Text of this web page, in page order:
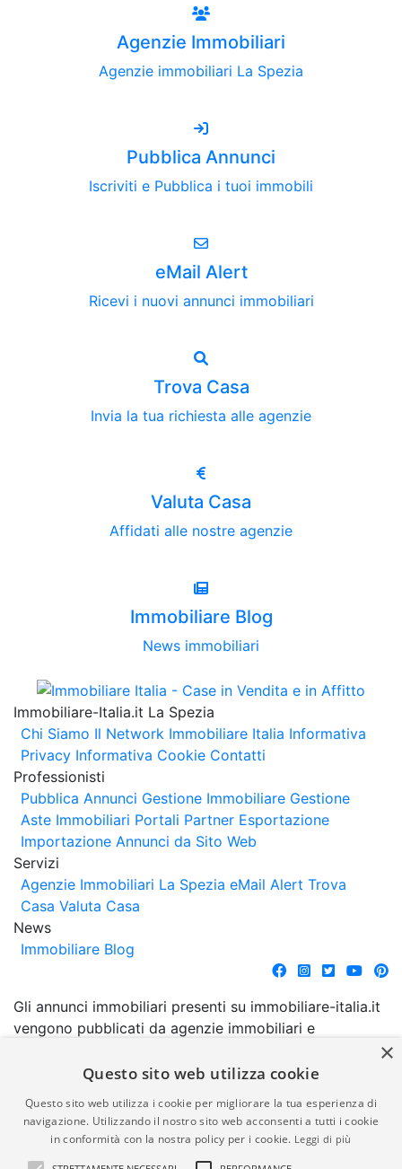
Agenzie Immobiliari
Agenzie immobiliari La Spezia
Pubblica Annunci
Iscriviti e Pubblica i tuoi immobili
eMail Alert
Ricevi i nuovi annunci immobiliari
Trova Casa
Invia la tua richiesta alle agenzie
Valuta Casa
Affidati alle nostre agenzie
Immobiliare Blog
News immobiliari
Immobiliare-Italia.it La Spezia
Chi Siamo Il Network Immobiliare Italia Informativa
Privacy Informativa Cookie Contatti
Professionisti
Pubblica Annunci Gestione Immobiliare Gestione
Aste Immobiliari Portali Partner Esportazione
Importazione Annunci da Sito Web
Servizi
Agenzie Immobiliari La Spezia eMail Alert Trova
Casa Valuta Casa
News
Immobiliare Blog
Gli annunci immobiliari presenti su immobiliare-italia.it
vengono pubblicati da agenzie immobiliari e
comporta l'approvazione o l'avallo da parte di
garanzia da parte di quest'ultima. immobiliare-italia.it
quindi non è responsabile della veridicità, della
correttezza, della completezza, della normativa in
×
Questo sito web utilizza cookie
Questo sito web utilizza i cookie per migliorare la tua esperienza di
navigazione. Utilizzando il nostro sito web acconsenti a tutti i cookie
in conformità con la nostra policy per i cookie. Leggi di più